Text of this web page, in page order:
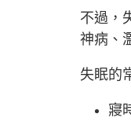
不過，
神病、
失眠的
寢